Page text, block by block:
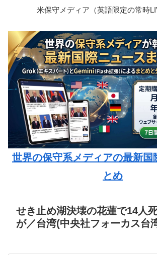
米保守メディア（英語限定の常時
世界の保守系メディアの最新国
とめ
せき止め湖決壊の花蓮で14人
が／台湾(中央社フォーカス台